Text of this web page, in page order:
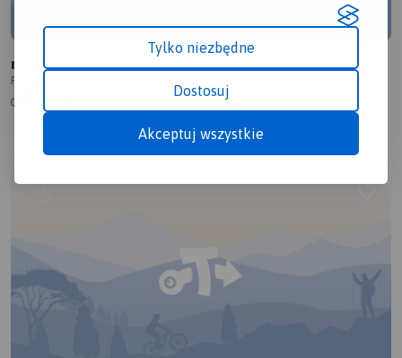
Tylko niezbędne
Dostosuj
Akceptuj wszystkie
nekla
Polska, wielkopolskie, Tulce